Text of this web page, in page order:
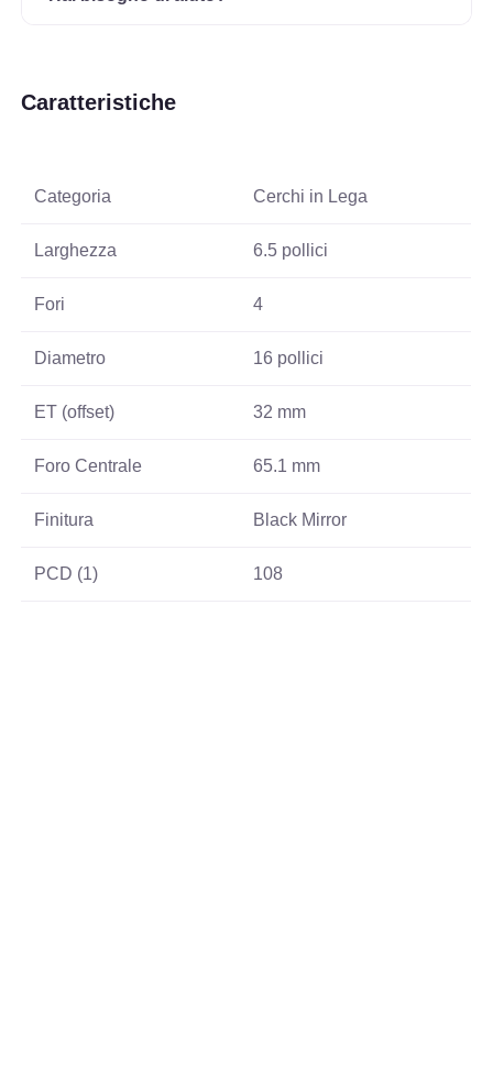
Caratteristiche
Categoria Cerchi in Lega
Larghezza 6.5 pollici
Fori 4
Diametro 16 pollici
ET (offset) 32 mm
Foro Centrale 65.1 mm
Finitura Black Mirror
PCD (1) 108